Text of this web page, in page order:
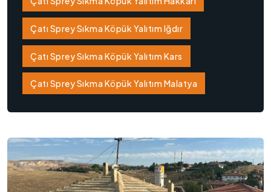
Çatı Sprey Sıkma Köpük Yalıtım Iğdır
Çatı Sprey Sıkma Köpük Yalıtım Kars
Çatı Sprey Sıkma Köpük Yalıtım Malatya